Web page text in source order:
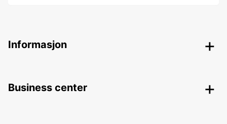
Informasjon
Business center